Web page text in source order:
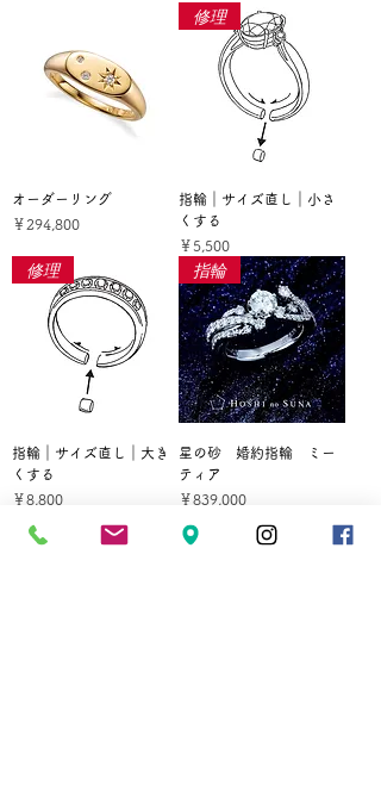
オーダーリング
価格
￥294,800
修理
指輪｜サイズ直し｜小さ
くする
価格
￥5,500
修理
指輪｜サイズ直し｜大き
くする
価格
￥8,800
指輪
星の砂 婚約指輪 ミー
ティア
価格
￥839,000